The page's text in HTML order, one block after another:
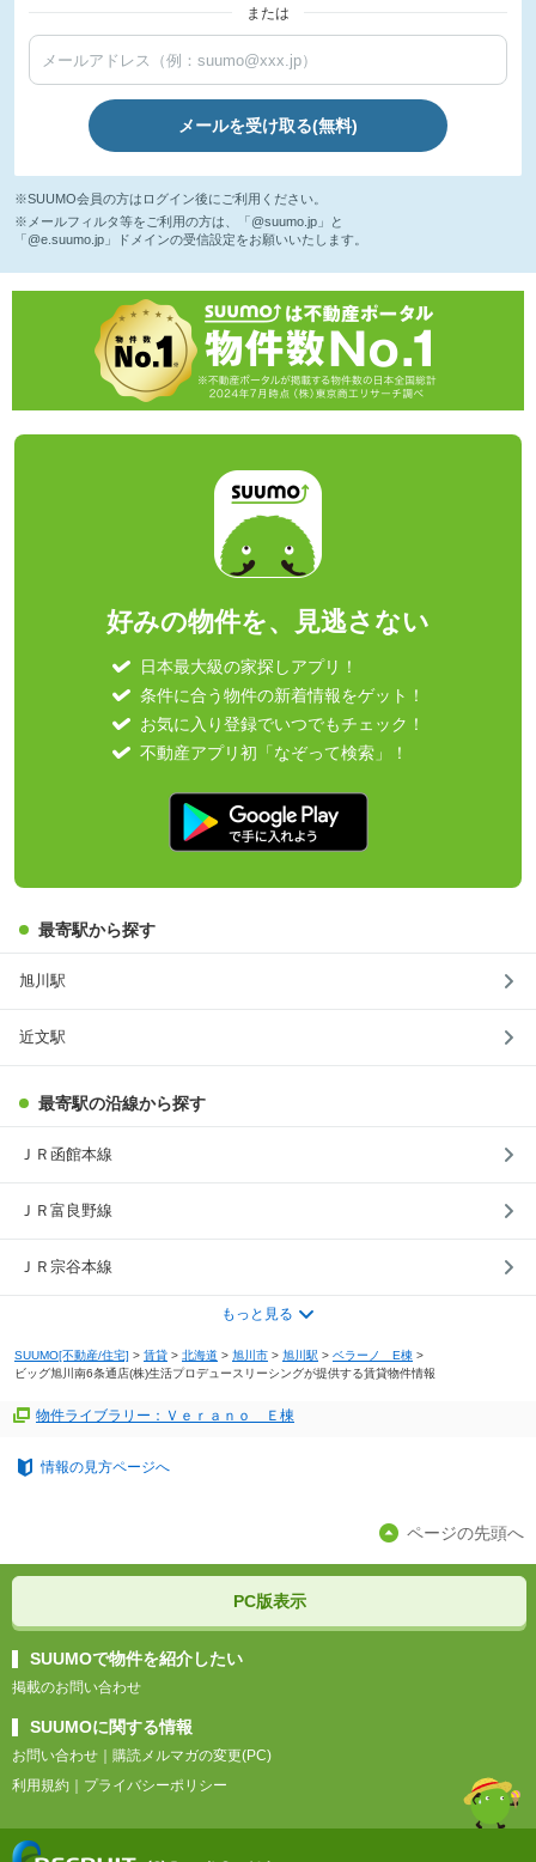
または
メールを受け取る(無料)
※SUUMO会員の方はログイン後にご利用ください。
※メールフィルタ等をご利用の方は、「@suumo.jp」と
「@e.suumo.jp」ドメインの受信設定をお願いいたします。
好みの物件を、見逃さない
日本最大級の家探しアプリ！
条件に合う物件の新着情報をゲット！
お気に入り登録でいつでもチェック！
不動産アプリ初「なぞって検索」！
最寄駅から探す
旭川駅
近文駅
最寄駅の沿線から探す
ＪＲ函館本線
ＪＲ富良野線
ＪＲ宗谷本線
もっと見る
SUUMO[不動産/住宅] > 賃貸 > 北海道 > 旭川市 > 旭川駅 > ベラーノ E棟 >
ビッグ旭川南6条通店(株)生活プロデュースリーシングが提供する賃貸物件情報
物件ライブラリー：Ｖｅｒａｎｏ Ｅ棟
情報の見方ページへ
ページの先頭へ
PC版表示
SUUMOで物件を紹介したい
掲載のお問い合わせ
SUUMOに関する情報
お問い合わせ
購読メルマガの変更(PC)
利用規約
プライバシーポリシー